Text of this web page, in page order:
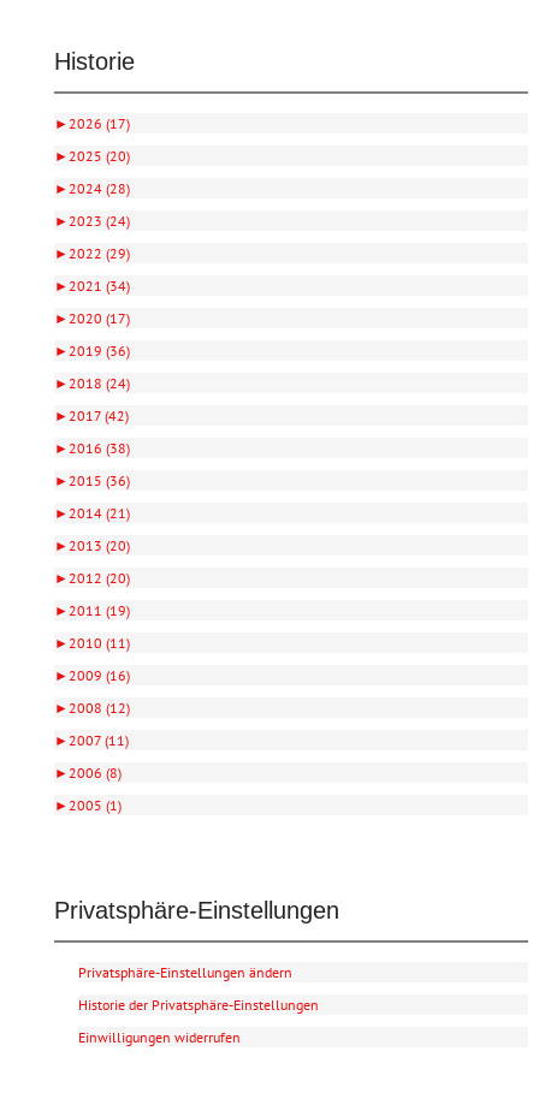
Historie
► 2026 (17)
► 2025 (20)
► 2024 (28)
► 2023 (24)
► 2022 (29)
► 2021 (34)
► 2020 (17)
► 2019 (36)
► 2018 (24)
► 2017 (42)
► 2016 (38)
► 2015 (36)
► 2014 (21)
► 2013 (20)
► 2012 (20)
► 2011 (19)
► 2010 (11)
► 2009 (16)
► 2008 (12)
► 2007 (11)
► 2006 (8)
► 2005 (1)
Privatsphäre-Einstellungen
Privatsphäre-Einstellungen ändern
Historie der Privatsphäre-Einstellungen
Einwilligungen widerrufen